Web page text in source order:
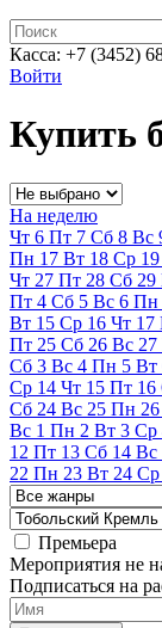
Касса: +7 (3452)
Войти
Купить
На неделю
Чт 6 Пт 7 Сб 8 Вс
Пн 17 Вт 18 Ср 19
Чт 27 Пт 28 Сб 29
Пт 4 Сб 5 Вс 6 Пн
Вт 15 Ср 16 Чт 17
Пт 25 Сб 26 Вс 27
Сб 3 Вс 4 Пн 5 Вт
Ср 14 Чт 15 Пт 16
Сб 24 Вс 25 Пн 26
Вс 1 Пн 2 Вт 3 Ср
12 Пт 13 Сб 14 Вс
22 Пн 23 Вт 24 Ср
Премьера
Мероприятия не
Подписаться на